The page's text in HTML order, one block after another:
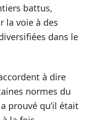
battus,
la voie à des
dans le
à dire
normes du
prouvé qu’il était